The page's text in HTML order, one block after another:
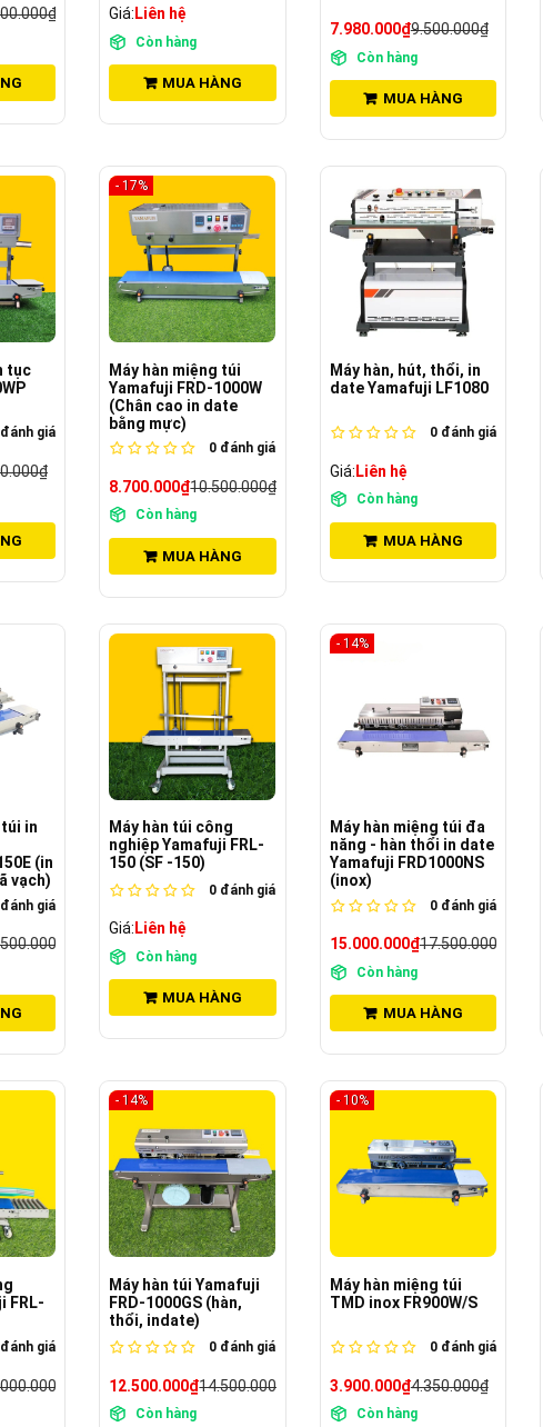
Giá: Liên hệ
Còn hàng
MUA HÀNG
7.980.000₫9.500.000₫
Còn hàng
MUA HÀNG
tục
đánh giá
- 17%
Máy hàn miệng túi
Yamafuji FRD-1000W
(Chân cao in date
bằng mực)
0 đánh giá
8.700.000₫10.500.000₫
Còn hàng
MUA HÀNG
Máy hàn, hút, thổi, in
date Yamafuji LF1080
0đánh giá
Giá: Liên hệ
Còn hàng
MUA HÀNG
túi in
(in
vạch)
đánh giá
Máy hàn túi công
nghiệp Yamafuji FRL-
150 (SF -150)
0 đánh giá
Giá: Liên hệ
Còn hàng
MUA HÀNG
- 14%
Máy hàn miệng túi đa
năng - hàn thổi in date
Yamafuji FRD1000NS
(inox)
0đánh giá
15.000.000₫17.500.000₫
Còn hàng
MUA HÀNG
FRL-
đánh giá
- 14%
Máy hàn túi Yamafuji
FRD-1000GS (hàn,
thổi, indate)
0 đánh giá
12.500.000₫14.500.000₫
Còn hàng
- 10%
Máy hàn miệng túi
TMD inox FR900W/S
0đánh giá
3.900.000₫4.350.000₫
Còn hàng